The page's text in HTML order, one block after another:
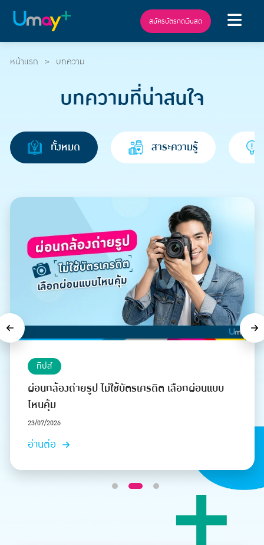
สมัครบัตรกดเงินสด
หน้าแรก บทความ
บทความที่น่าสนใจ
ทั้งหมด สาระความรู้
ทิปส์
ผ่อนกล้องถ่ายรูป ไม่ใช้บัตรเครดิต เลือกผ่อนแบบ
ไหนคุ้ม
23/07/2026
อ่านต่อ
Previous